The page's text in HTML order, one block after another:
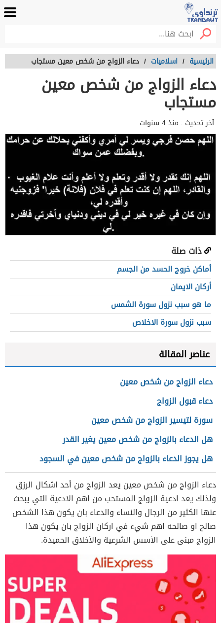
الرئيسية / اسلاميات / دعاء الزواج من شخص معين مستجاب
دعاء الزواج من شخص معين
مستجاب
آخر تحديث : منذ 4 سنوات
ذات صلة
أماكن خروج الحسد من الجسم
أركان الايمان
ما هو سبب نزول سورة الشمس
سبب نزول سورة الاخلاص
عناصر المقالة
دعاء الزواج من شخص معين
دعاء قبول الزواج
سورة لتيسير الزواج من شخص معين
هل الدعاء بالزواج من شخص معين يغير القدر
هل يجوز الدعاء بالزواج من شخص معين في السجود
دعاء الزواج من شخص معين يعد الزواج من أحد اشكال الرزق
ولذلك يعد ادعية الزواج المستحب من اهم الادعية التي يبحث
عنها الكثير من الرجال والنساء والدعاء بان يكون هذا الشخص
صالح او صالحه اهم شيء في اركان الزواج بان يكون هذا
الزواج مبنى على الأسس الشرعية والأخلاق الحميدة.